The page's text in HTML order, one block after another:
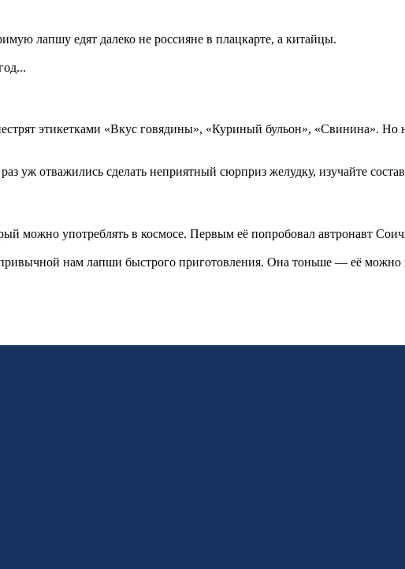
лапшу едят далеко не россияне в плацкарте, а китайцы.
этикетками «Вкус говядины», «Куриный бульон», «Свинина». Но
уж отважились сделать неприятный сюрприз желудку, изучайте
можно употреблять в космосе. Первым её попробовал автронавт
нам лапши быстрого приготовления. Она тоньше — её можно